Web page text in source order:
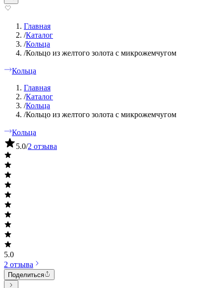
Главная
/Каталог
/Кольца
/Кольцо из желтого золота с микрожемчугом
Кольца
Главная
/Каталог
/Кольца
/Кольцо из желтого золота с микрожемчугом
Кольца
5.0/2 отзыва
5.0
2 отзыва
Поделиться